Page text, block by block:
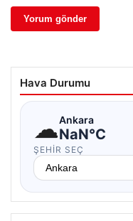
Hava Durumu
☁Ankara
NaN°C
ŞEHIR SEÇ